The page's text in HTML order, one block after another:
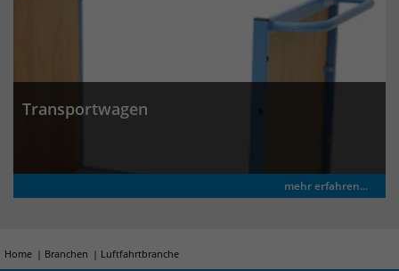
Transportwagen
mehr erfahren...
Home Branchen Luftfahrtbranche